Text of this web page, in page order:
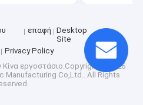
επαφή
Desktop
Site
Privacy Policy
Κίνα εργοστάσιο.Copyright © 2026
Manufacturing Co,Ltd.. All Rights